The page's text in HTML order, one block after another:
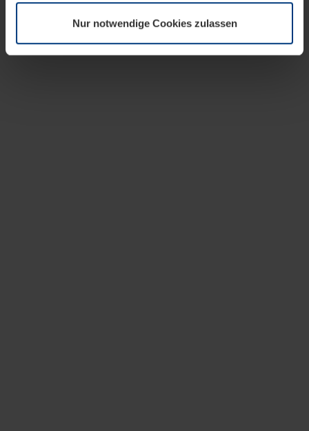
Datenschutzerklärungunserer Website ändern oder
widerrufen.
Nur notwendige Cookies zulassen